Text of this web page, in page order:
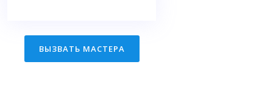
ВЫЗВАТЬ МАСТЕРА